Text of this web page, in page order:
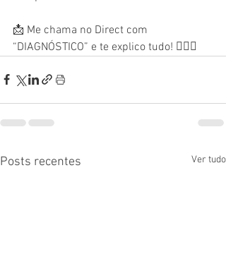
📩 Me chama no Direct com
“DIAGNÓSTICO” e te explico tudo! 💆‍♀️✨
Posts recentes Ver tudo